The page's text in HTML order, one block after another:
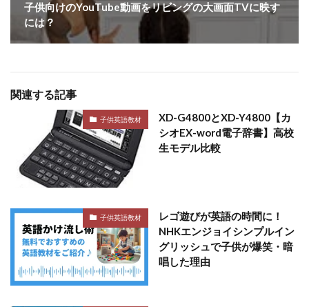
子供向けのYouTube動画をリビングの大画面TVに映す
には？
関連する記事
子供英語教材
XD-G4800とXD-Y4800【カ
シオEX-word電子辞書】高校
生モデル比較
子供英語教材
レゴ遊びが英語の時間に！
NHKエンジョイシンプルイン
グリッシュで子供が爆笑・暗
唱した理由